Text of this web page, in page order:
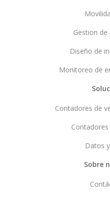
Gestion
Diseño de
Monitoreo de
Contadores de
Datos
Sobre